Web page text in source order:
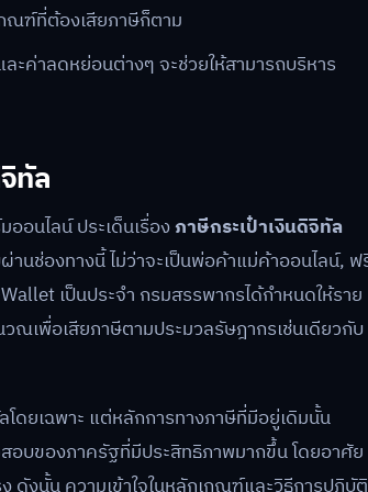
ณฑ์ที่ต้องเสียภาษีก็ตาม
ละค่าลดหย่อนต่างๆ จะช่วยให้สามารถบริหาร
ทัล
อนไลน์ ประเด็นเรื่องภาษีกระเป๋าเงินดิจิทัล
ช่องทางนี้ ไม่ว่าจะเป็นพ่อค้าแม่ค้าออนไลน์, ฟ
เป็นประจำ กรมสรรพากรได้กำหนดให้ราย
ณเพื่อเสียภาษีตามประมวลรัษฎากรเช่นเดียวกับ
ดยเฉพาะ แต่หลักการทางภาษีที่มีอยู่เดิมนั้น
อบของภาครัฐที่มีประสิทธิภาพมากขึ้น โดยอาศัย